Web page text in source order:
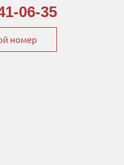
06-35
номер